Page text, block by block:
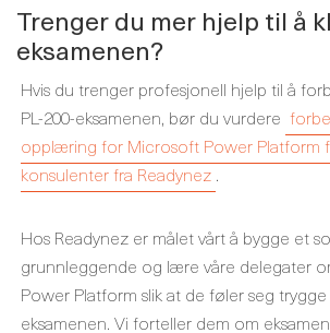
Trenger du mer hjelp til å
eksamenen?
Hvis du trenger profesjonell hjelp til å
PL-200-eksamenen, bør du vurdere
opplæring for Microsoft Power Platform
konsulenter fra Readynez .
Hos Readynez er målet vårt å bygge et
grunnleggende og lære våre delegater
Power Platform slik at de føler seg trygge
eksamenen. Vi forteller dem om